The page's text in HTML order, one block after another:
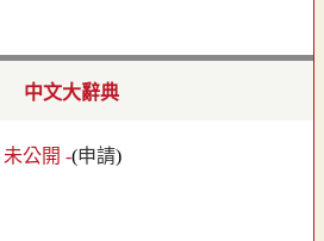
中文大辭典
未公開 -(申請)